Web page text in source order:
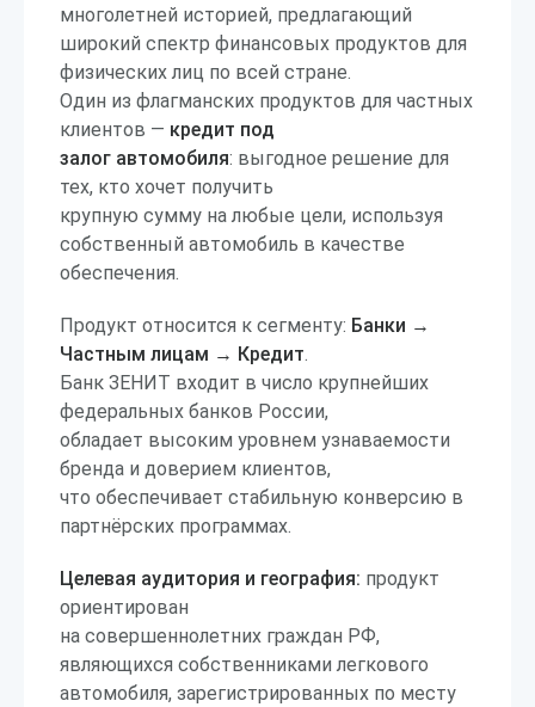
многолетней историей, предлагающий
широкий спектр финансовых продуктов для
физических лиц по всей стране.
Один из флагманских продуктов для частных
клиентов — кредит под
залог автомобиля: выгодное решение для
тех, кто хочет получить
крупную сумму на любые цели, используя
собственный автомобиль в качестве
обеспечения.
Продукт относится к сегменту: Банки →
Частным лицам → Кредит.
Банк ЗЕНИТ входит в число крупнейших
федеральных банков России,
обладает высоким уровнем узнаваемости
бренда и доверием клиентов,
что обеспечивает стабильную конверсию в
партнёрских программах.
Целевая аудитория и география: продукт
ориентирован
на совершеннолетних граждан РФ,
являющихся собственниками легкового
автомобиля, зарегистрированных по месту